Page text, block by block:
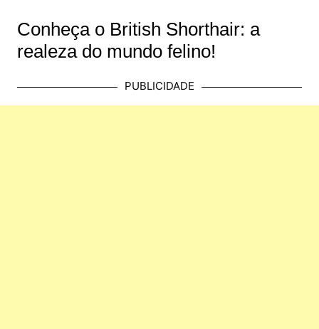
Conheça o British Shorthair: a
realeza do mundo felino!
PUBLICIDADE